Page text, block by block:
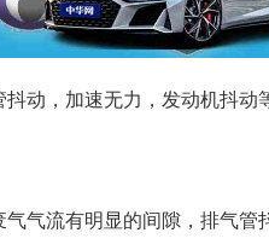
动，加速无力，发动机抖动
气流有明显的间隙，排气管